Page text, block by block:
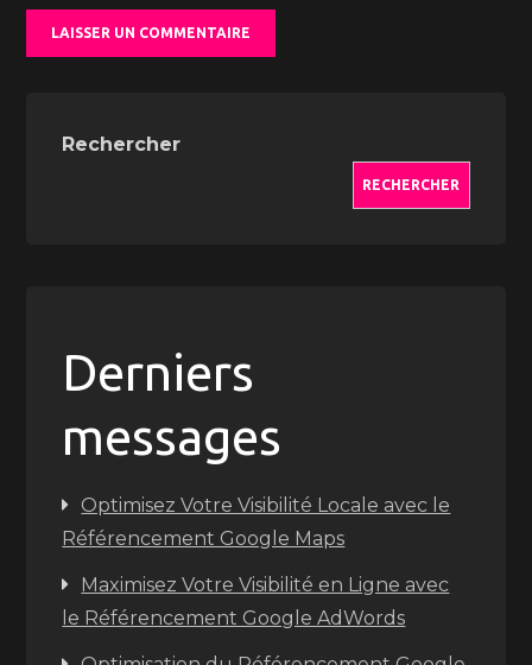
Rechercher
RECHERCHER
Derniers
messages
Optimisez Votre Visibilité Locale avec le
Référencement Google Maps
Maximisez Votre Visibilité en Ligne avec
le Référencement Google AdWords